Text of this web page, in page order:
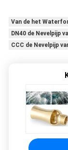
Van de het
DN40 de Nevelpijp
CCC de Nevelpijp